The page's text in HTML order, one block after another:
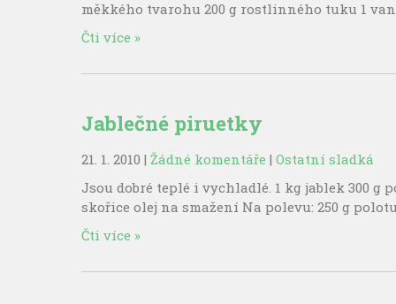
měkkého tvarohu 200 g rostlinného tuku 1
Čti více »
Jablečné piruetky
21. 1. 2010 | Žádné komentáře | Ostatní sladká
Jsou dobré teplé i vychladlé. 1 kg jablek 300 g
skořice olej na smažení Na polevu: 250 g
Čti více »